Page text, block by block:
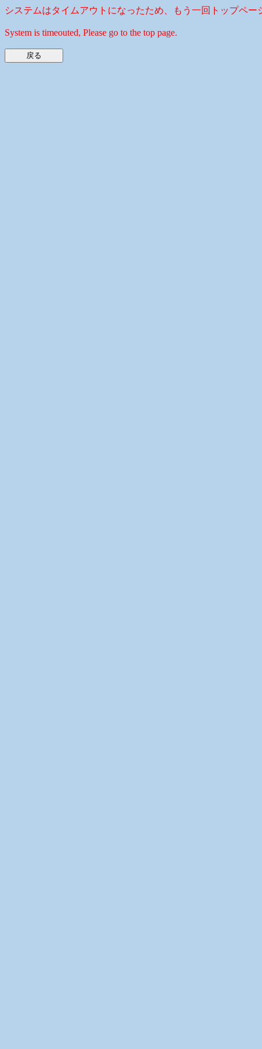
システムはタイムアウトになったため、もう一回トップペー
System is timeouted, Please go to the top page.